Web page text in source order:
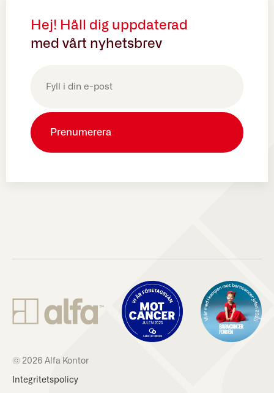
Hej! Håll dig uppdaterad
med vårt nyhetsbrev
(Obligatoriskt)
© 2026 Alfa Kontor
Integritetspolicy